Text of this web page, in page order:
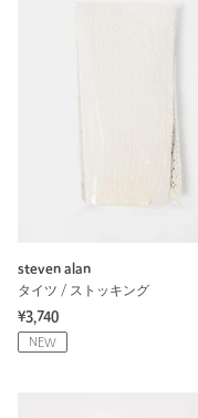
steven alan
タイツ / ストッキング
¥3,740
NEW